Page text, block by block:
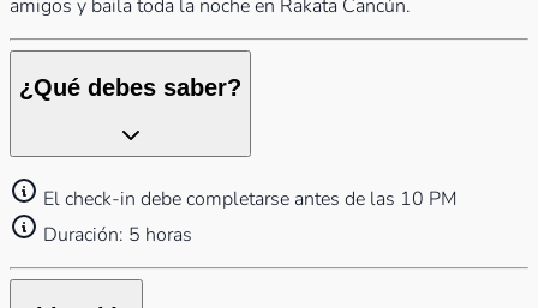
amigos y baila toda la noche en Rakata Cancún.
¿Qué debes saber?
El check-in debe completarse antes de las 10 PM
Duración: 5 horas